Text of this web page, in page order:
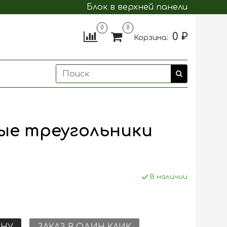
Блок в верхней панели
0 0
Корзина: 0 ₽
треугольники
В наличии